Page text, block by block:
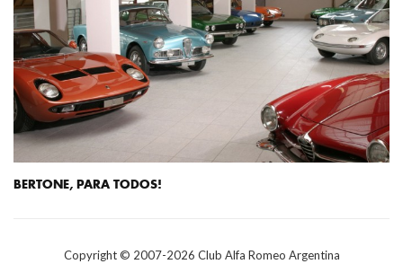
BERTONE, PARA TODOS!
Copyright © 2007-2026 Club Alfa Romeo Argentina